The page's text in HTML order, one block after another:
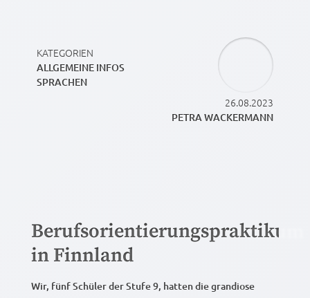
KATEGORIEN
ALLGEMEINE INFOS
SPRACHEN
26.08.2023
PETRA WACKERMANN
Berufsorientierungspraktikum
in Finnland
Wir, fünf Schüler der Stufe 9, hatten die grandiose